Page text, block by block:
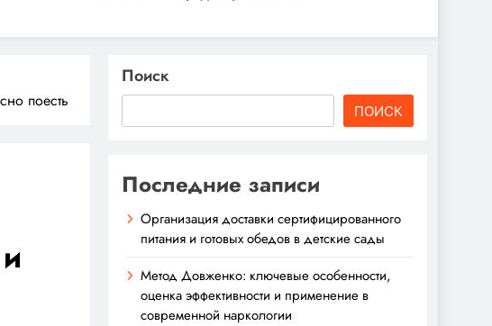
поесть
Поиск
ПОИСК
Последние записи
Организация доставки сертифицированного
питания и готовых обедов в детские сады
Метод Довженко: ключевые особенности,
оценка эффективности и применение в
современной наркологии